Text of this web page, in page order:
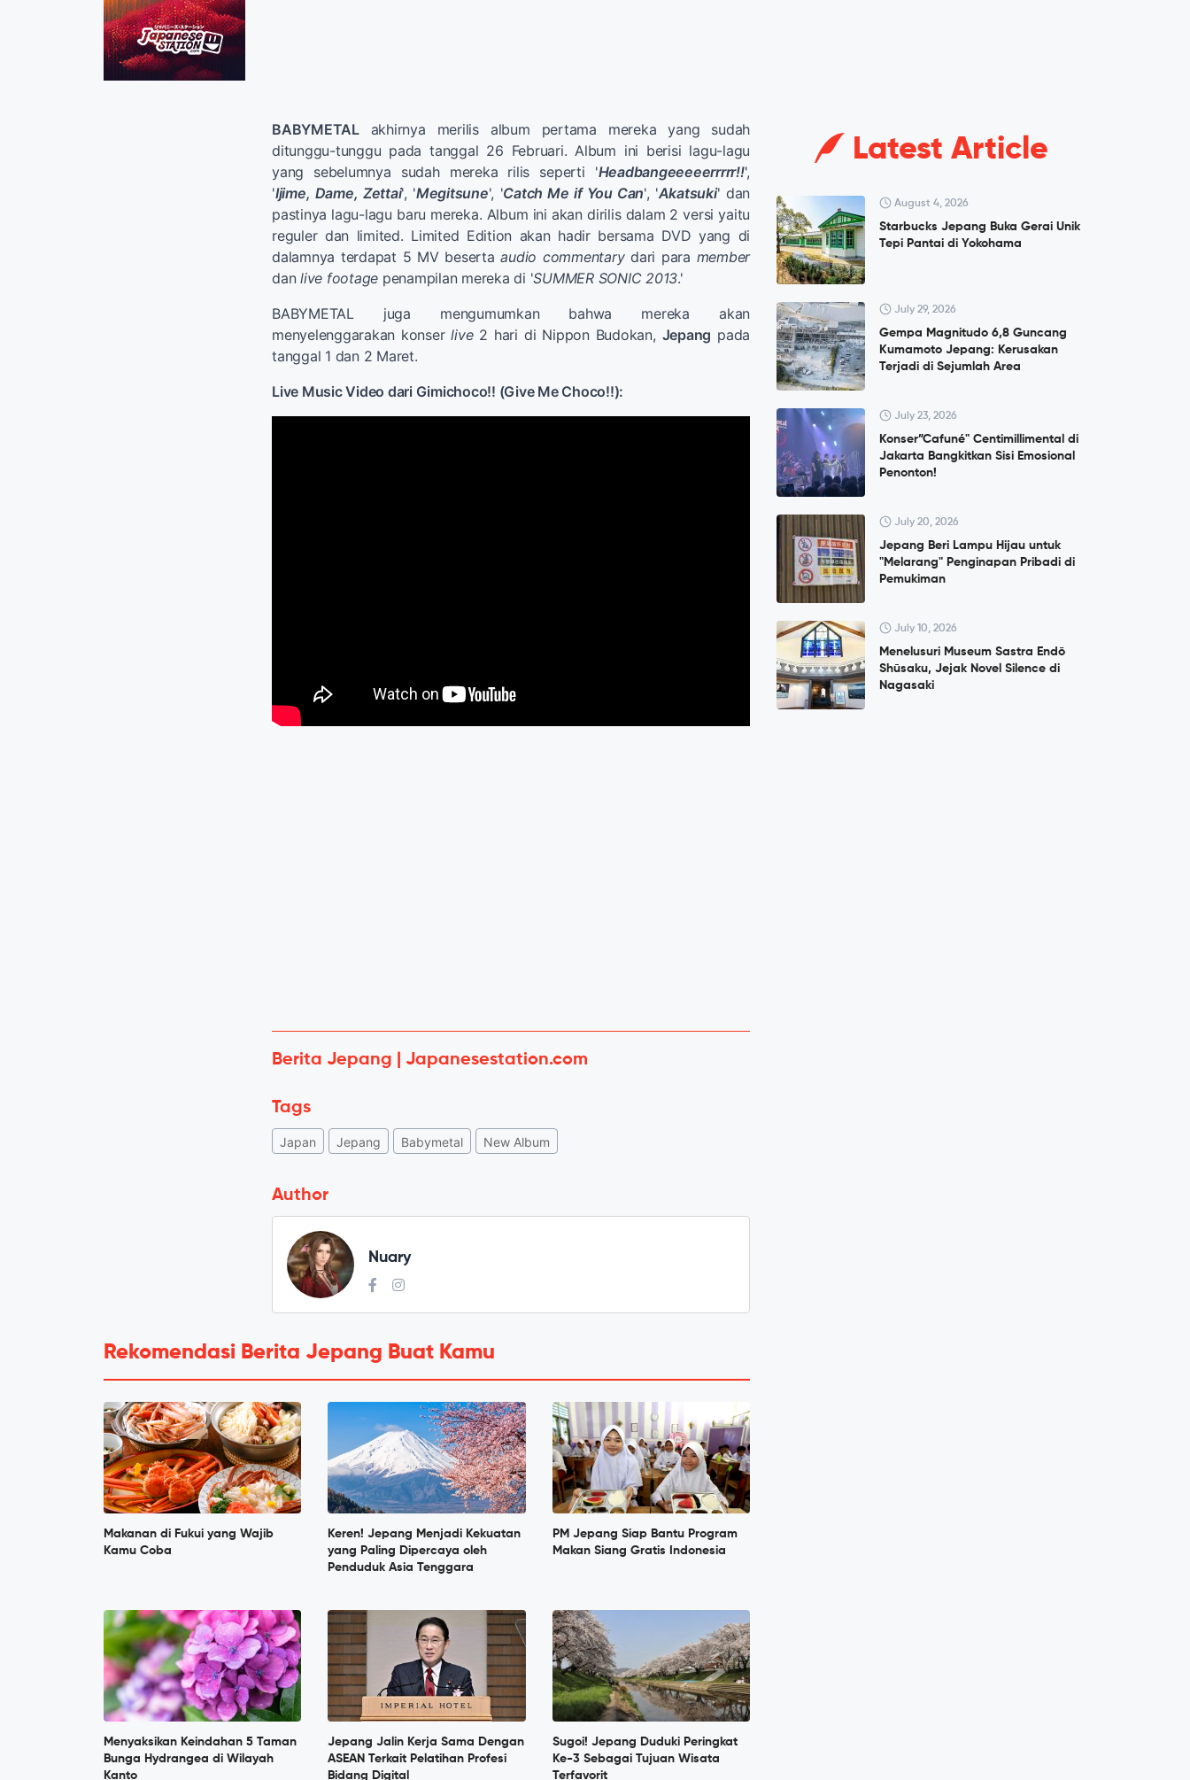
BABYMETALakhirnya merilis album pertama mereka yang sudah
ditunggu-tunggu pada tanggal 26 Februari. Album ini berisi lagu-lagu
yang sebelumnya sudah mereka rilis seperti 'Headbangeeeeerrrrr!!',
'Ijime, Dame, Zettai', 'Megitsune', 'Catch Me if You Can', 'Akatsuki' dan
pastinya lagu-lagu baru mereka. Album ini akan dirilis dalam 2 versi yaitu
reguler dan limited. Limited Edition akan hadir bersama DVD yang di
dalamnya terdapat 5 MV besertaaudio commentarydari para member
dan live footage penampilan mereka di 'SUMMER SONIC 2013.'
BABYMETAL juga mengumumkan bahwa mereka akan
menyelenggarakan konserlive2 hari di Nippon Budokan, Jepang pada
tanggal 1 dan 2 Maret.
Live Music Video dari Gimichoco!! (Give Me Choco!!):
Berita Jepang | Japanesestation.com
Tags
Japan Jepang Babymetal New Album
Author
Nuary
Rekomendasi Berita Jepang Buat Kamu
Makanan di Fukui yang Wajib
Kamu Coba
Keren! Jepang Menjadi Kekuatan
yang Paling Dipercaya oleh
Penduduk Asia Tenggara
PM Jepang Siap Bantu Program
Makan Siang Gratis Indonesia
Menyaksikan Keindahan 5 Taman
Bunga Hydrangea di Wilayah
Kanto
Jepang Jalin Kerja Sama Dengan
ASEAN Terkait Pelatihan Profesi
Bidang Digital
Sugoi! Jepang Duduki Peringkat
Ke-3 Sebagai Tujuan Wisata
Terfavorit
Latest Article
August 4, 2026
Starbucks Jepang Buka Gerai Unik
Tepi Pantai di Yokohama
July 29, 2026
Gempa Magnitudo 6,8 Guncang
Kumamoto Jepang: Kerusakan
Terjadi di Sejumlah Area
July 23, 2026
Konser”Cafuné" Centimillimental di
Jakarta Bangkitkan Sisi Emosional
Penonton!
July 20, 2026
Jepang Beri Lampu Hijau untuk
"Melarang" Penginapan Pribadi di
Pemukiman
July 10, 2026
Menelusuri Museum Sastra Endō
Shūsaku, Jejak Novel Silence di
Nagasaki